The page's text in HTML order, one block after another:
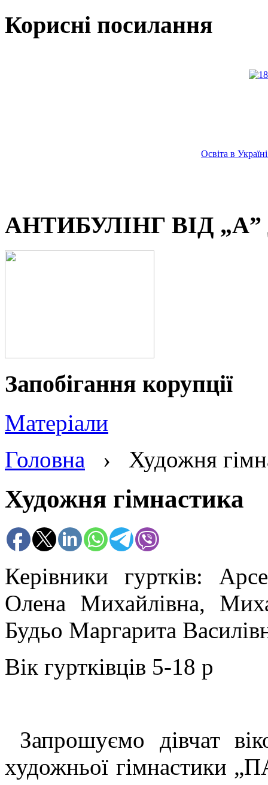
Корисні посилання
Освіта в
АНТИБУЛІНГ ВІД „А”
Запобігання корупції
Матеріали
Головна › Художня
Художня гімнастика
Керівники гуртків:
Олена Михайлівна,
Будьо Маргарита
Вік гуртківців 5-18 р
Запрошуємо дівчат
художньої гімнастики